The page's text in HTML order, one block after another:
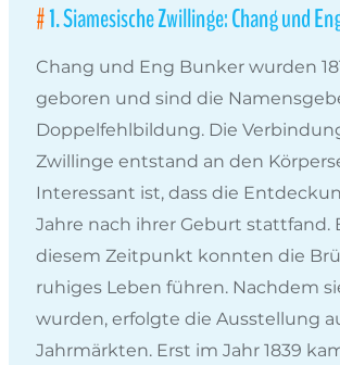
1. Siamesische Zwillinge: Chang und
Chang und Eng Bunker wurden
geboren und sind die
Doppelfehlbildung. Die
Zwillinge entstand an den
Interessant ist, dass die
Jahre nach ihrer Geburt stattfand.
diesem Zeitpunkt konnten die
ruhiges Leben führen. Nachdem
wurden, erfolgte die Ausstellung
Jahrmärkten. Erst im Jahr 1839